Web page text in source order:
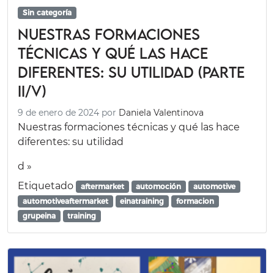
Sin categoría
Nuestras formaciones
técnicas y qué las hace
diferentes: su utilidad (Parte
II/V)
9 de enero de 2024 por Daniela Valentinova
Nuestras formaciones técnicas y qué las hace
diferentes: su utilidad
d »
Etiquetado
aftermarket automoción
automotive
automotiveaftermarket
einatraining
formacion
grupeina
training